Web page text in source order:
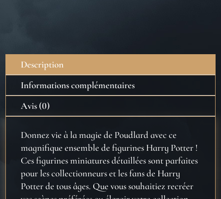
Description
Informations complémentaires
Avis (0)
Donnez vie à la magie de Poudlard avec ce
magnifique ensemble de figurines Harry Potter !
Ces figurines miniatures détaillées sont parfaites
pour les collectionneurs et les fans de Harry
Potter de tous âges. Que vous souhaitiez recréer